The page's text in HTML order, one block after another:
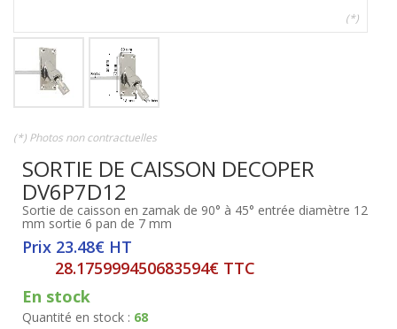
(*)
(*) Photos non contractuelles
SORTIE DE CAISSON DECOPER
DV6P7D12
Sortie de caisson en zamak de 90° à 45° entrée diamètre 12
mm sortie 6 pan de 7 mm
Prix 23.48€ HT
28.175999450683594€ TTC
En stock
Quantité en stock : 68